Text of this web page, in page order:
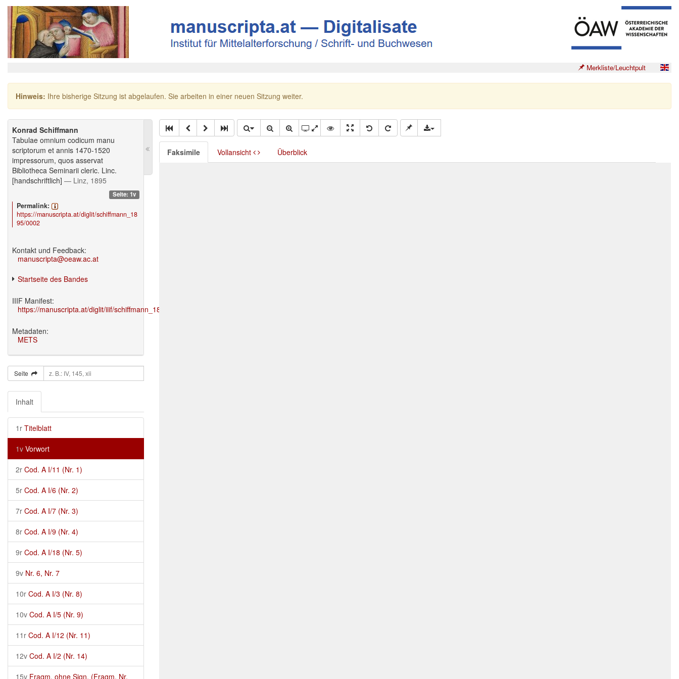
Merkliste/Leuchtpult
Hinweis: Ihre bisherige Sitzung ist abgelaufen. Sie arbeiten in einer neuen Sitzung weiter.
Konrad Schiffmann
Tabulae omnium codicum manu
scriptorum et annis 1470-1520
impressorum, quos asservat
Bibliotheca Seminarii cleric. Linc.
[handschriftlich] — Linz, 1895
Seite: 1v
Permalink:
https://manuscripta.at/diglit/schiffmann_18
95/0002
Kontakt und Feedback:
manuscripta@oeaw.ac.at
Startseite des Bandes
IIIF Manifest:
https://manuscripta.at/diglit/iiif/schiffmann_1895/manifest.json
Metadaten:
METS
Seite
Inhalt
1r Titelblatt
1v Vorwort
2r Cod. A I/11 (Nr. 1)
5r Cod. A I/6 (Nr. 2)
7r Cod. A I/7 (Nr. 3)
8r Cod. A I/9 (Nr. 4)
9r Cod. A I/18 (Nr. 5)
9v Nr. 6, Nr. 7
10r Cod. A I/3 (Nr. 8)
10v Cod. A I/5 (Nr. 9)
11r Cod. A I/12 (Nr. 11)
12v Cod. A I/2 (Nr. 14)
15v Fragm. ohne Sign. (Fragm. Nr.
Faksimile Vollansicht Überblick